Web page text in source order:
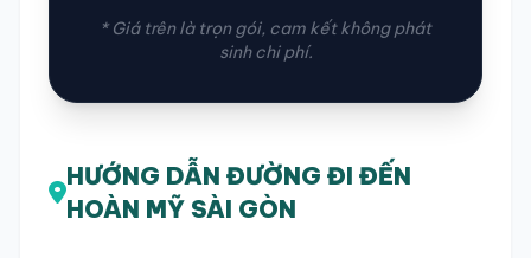
* Giá trên là trọn gói, cam kết không phát
sinh chi phí.
HƯỚNG DẪN ĐƯỜNG ĐI ĐẾN
HOÀN MỸ SÀI GÒN